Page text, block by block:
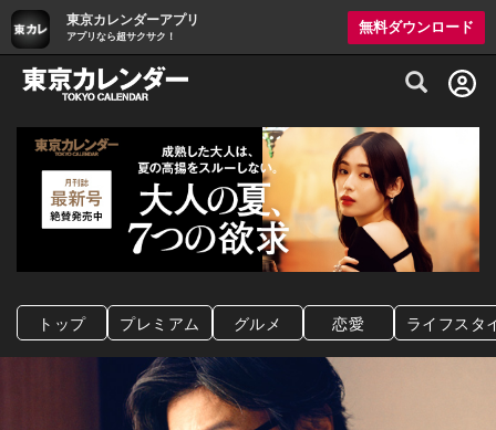
東京カレンダーアプリ
アプリなら超サクサク！
無料ダウンロード
グルメ情報・プレミアムレストラン予約
トップ プレミアム グルメ 恋愛 ライフスタ